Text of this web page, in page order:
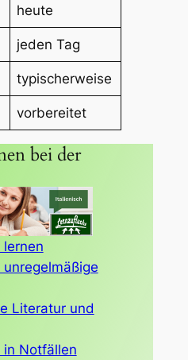
heute
jeden Tag
typischerweise
vorbereitet
bei der
lernen
unregelmäßige
Literatur und
in Notfällen